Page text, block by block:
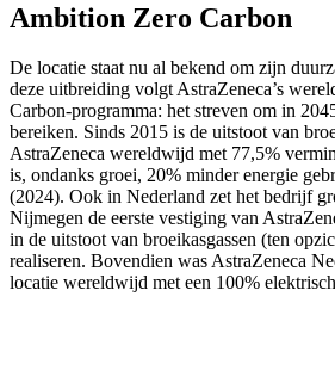
Ambition Zero Carbon
De locatie staat nu al bekend om zijn
deze uitbreiding volgt AstraZeneca’s
Carbon-programma: het streven om in
bereiken. Sinds 2015 is de uitstoot van
AstraZeneca wereldwijd met 77,5%
is, ondanks groei, 20% minder energie
(2024). Ook in Nederland zet het bedrijf
Nijmegen de eerste vestiging van
in de uitstoot van broeikasgassen (ten
realiseren. Bovendien was AstraZeneca
locatie wereldwijd met een 100%